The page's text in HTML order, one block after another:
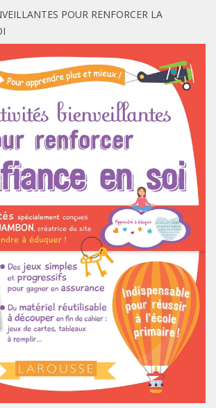
POUR RENFORCER LA